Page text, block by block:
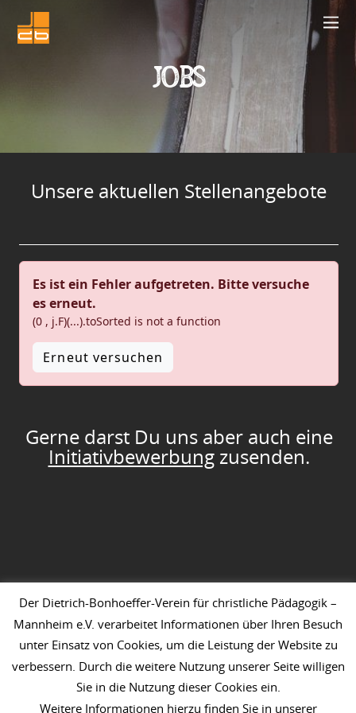
Jobs
Unsere aktuellen Stellenangebote
Es ist ein Fehler aufgetreten. Bitte versuche
es erneut.
(0 , j.F)(...).toSorted is not a function
Erneut versuchen
Gerne darst Du uns aber auch eine
Initiativbewerbungzusenden.
Impressum Datenschutz Kontakt Newsletter
Der Dietrich-Bonhoeffer-Verein für christliche Pädagogik –
Mannheim e.V. verarbeitet Informationen über Ihren Besuch
unter Einsatz von Cookies, um die Leistung der Website zu
verbessern. Durch die weitere Nutzung unserer Seite willigen
Sie in die Nutzung dieser Cookies ein.
Weitere Informationen hierzu finden Sie in unserer